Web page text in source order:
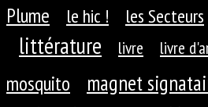
Plume
le hic ! les Secteurs
littérature livre livre
mosquito
magnet